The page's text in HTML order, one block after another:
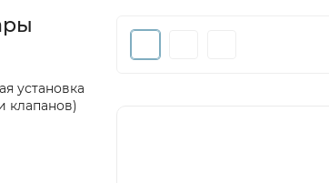
установка
клапанов)